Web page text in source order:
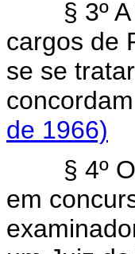
§ 3º
cargos de
se se
de 1966)
§ 4º
em